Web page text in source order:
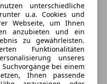
unterschiedliche
u.a. Cookies und
Webseite, um Ihnen
anzubieten und ein
zu gewährleisten.
Funktionalitäten
unseres
bei einem
Ihnen passende